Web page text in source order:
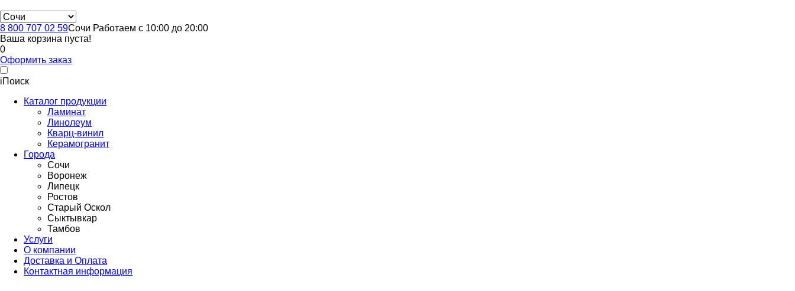
8 800 707 02 59Сочи Работаем с 10:00 до 20:00
Ваша корзина пуста!
0
Оформить заказ
iПоиск
Каталог продукции
Ламинат
Линолеум
Кварц-винил
Керамогранит
Города
Сочи
Воронеж
Липецк
Ростов
Старый Оскол
Сыктывкар
Тамбов
Услуги
О компании
Доставка и Оплата
Контактная информация